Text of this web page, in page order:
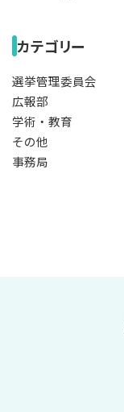
カテゴリー
選挙管理委員会
広報部
学術・教育
その他
事務局